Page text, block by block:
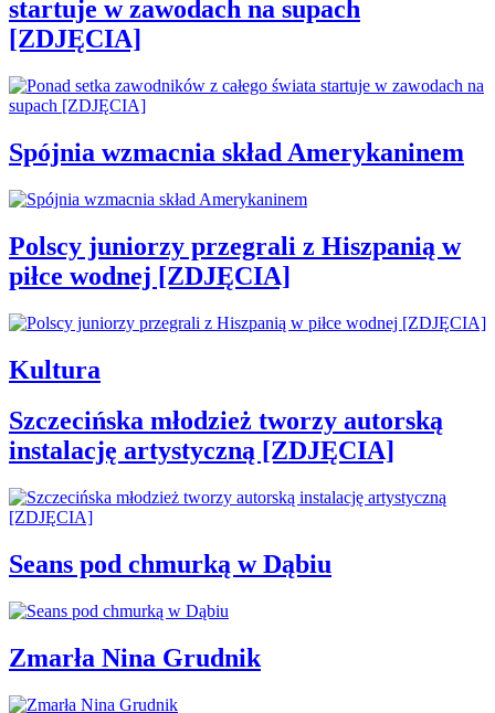
startuje w zawodach na supach
[ZDJĘCIA]
Spójnia wzmacnia skład Amerykaninem
Polscy juniorzy przegrali z Hiszpanią w
piłce wodnej [ZDJĘCIA]
Kultura
Szczecińska młodzież tworzy autorską
instalację artystyczną [ZDJĘCIA]
Seans pod chmurką w Dąbiu
Zmarła Nina Grudnik